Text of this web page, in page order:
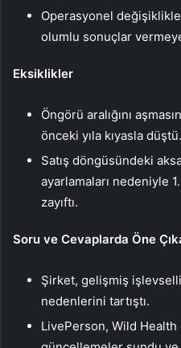
Operasyonel
olumlu sonuçlar
Eksiklikler
Öngörü aralığını
önceki yıla kıyasla düştü.
Satış döngüsündeki
ayarlamaları nedeniyle
zayıftı.
Soru ve Cevaplarda Öne
Şirket, gelişmiş
nedenlerini tartıştı.
LivePerson, Wild